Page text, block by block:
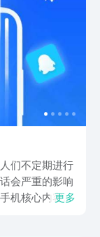
们不定期进行
会严重的影响
机核心内容的
更多